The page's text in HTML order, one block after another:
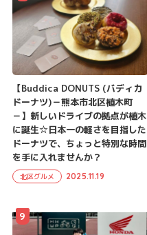
【Buddica DONUTS (バディカ
ドーナツ)－熊本市北区植木町
－】新しいドライブの拠点が植木
に誕生☆日本一の軽さを目指した
ドーナツで、ちょっと特別な時間
を手に入れませんか？
北区グルメ 2025.11.19
9